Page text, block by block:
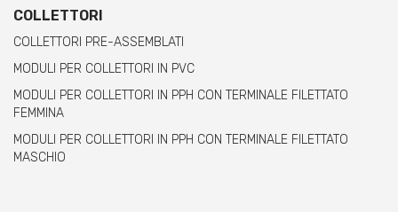
COLLETTORI
COLLETTORI PRE-ASSEMBLATI
MODULI PER COLLETTORI IN PVC
MODULI PER COLLETTORI IN PPH CON TERMINALE FILETTATO
FEMMINA
MODULI PER COLLETTORI IN PPH CON TERMINALE FILETTATO
MASCHIO